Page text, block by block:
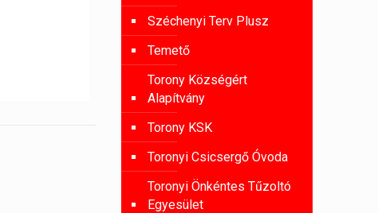
Széchenyi Terv Plusz
Temető
Torony Községért
Alapítvány
Torony KSK
Toronyi Csicsergő Óvoda
Toronyi Önkéntes Tűzoltó
Egyesület